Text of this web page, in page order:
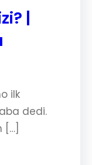
|
ilk
dedi.
[…]